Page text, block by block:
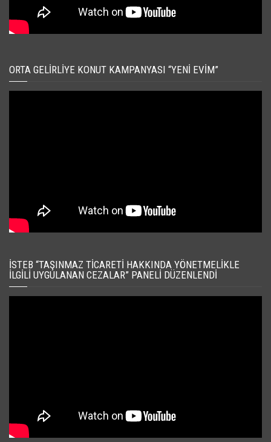
ORTA GELIRLIYE KONUT KAMPANYASI “YENI EVIM”
İSTEB “TAŞINMAZ TICARETI HAKKINDA YÖNETMELIKLE
İLGILI UYGULANAN CEZALAR” PANELI DÜZENLENDI